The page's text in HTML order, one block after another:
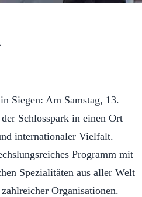
Siegen: Am Samstag, 13.
Schlosspark in einen Ort
internationaler Vielfalt.
Programm mit
Spezialitäten aus aller Welt
Organisationen.